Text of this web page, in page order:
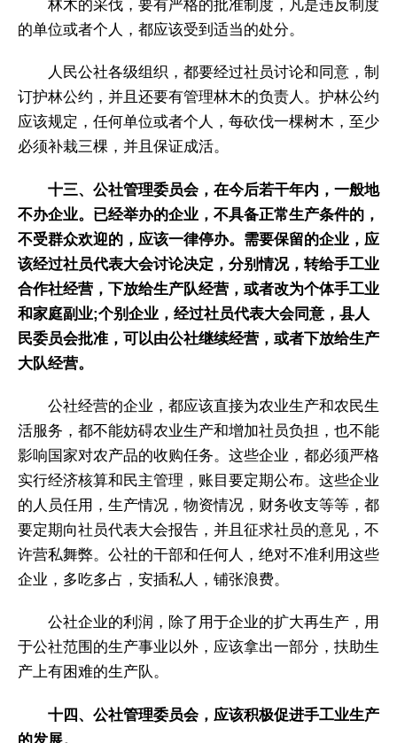
林木的采伐，要有严格的批准制度，凡是违反制度
的单位或者个人，都应该受到适当的处分。
人民公社各级组织，都要经过社员讨论和同意，制
订护林公约，并且还要有管理林木的负责人。护林公约
应该规定，任何单位或者个人，每砍伐一棵树木，至少
必须补栽三棵，并且保证成活。
十三、公社管理委员会，在今后若干年内，一般地
不办企业。已经举办的企业，不具备正常生产条件的，
不受群众欢迎的，应该一律停办。需要保留的企业，应
该经过社员代表大会讨论决定，分别情况，转给手工业
合作社经营，下放给生产队经营，或者改为个体手工业
和家庭副业;个别企业，经过社员代表大会同意，县人
民委员会批准，可以由公社继续经营，或者下放给生产
大队经营。
公社经营的企业，都应该直接为农业生产和农民生
活服务，都不能妨碍农业生产和增加社员负担，也不能
影响国家对农产品的收购任务。这些企业，都必须严格
实行经济核算和民主管理，账目要定期公布。这些企业
的人员任用，生产情况，物资情况，财务收支等等，都
要定期向社员代表大会报告，并且征求社员的意见，不
许营私舞弊。公社的干部和任何人，绝对不准利用这些
企业，多吃多占，安插私人，铺张浪费。
公社企业的利润，除了用于企业的扩大再生产，用
于公社范围的生产事业以外，应该拿出一部分，扶助生
产上有困难的生产队。
十四、公社管理委员会，应该积极促进手工业生产